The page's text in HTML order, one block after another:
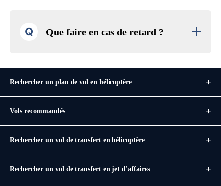
Q Que faire en cas de retard ?
Rechercher un plan de vol en hélicoptère
Vols recommandés
Rechercher un vol de transfert en hélicoptère
Rechercher un vol de transfert en jet d'affaires